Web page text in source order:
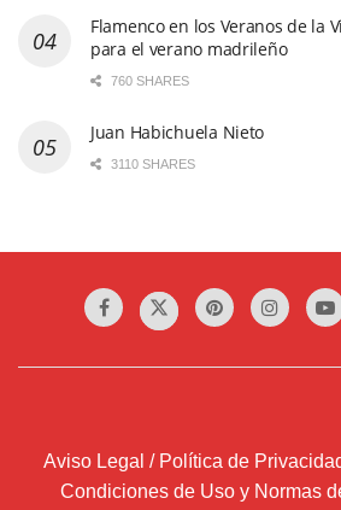
Flamenco en los Veranos de la
para el verano madrileño
760 SHARES
Juan Habichuela Nieto
3110 SHARES
Aviso Legal / Política de
Condiciones de Uso y Normas